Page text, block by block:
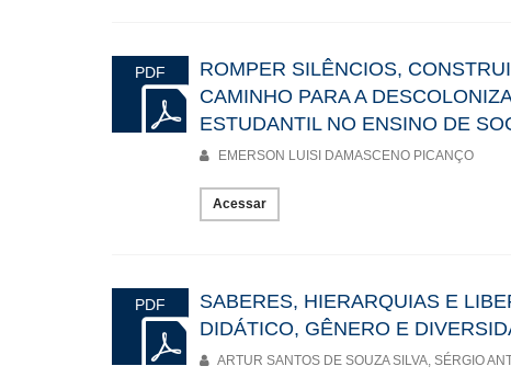
PDF
ROMPER SILÊNCIOS,
CAMINHO PARA A
ESTUDANTIL NO ENSINO DE
EMERSON LUISI DAMASCENO PICANÇO
Acessar
PDF
SABERES, HIERARQUIAS E
DIDÁTICO, GÊNERO E
ARTUR SANTOS DE SOUZA SILVA, SÉRGIO